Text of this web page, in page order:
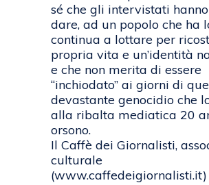
sé che gli intervistati
dare, ad un popolo che ha
continua a lottare per
propria vita e un’identità
e che non merita di essere
“inchiodato” ai giorni di
devastante genocidio che
alla ribalta mediatica 20
orsono.
Il Caffè dei Giornalisti,
culturale
(www.caffedeigiornalisti.it)